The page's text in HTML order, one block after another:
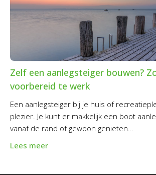
Zelf een aanlegsteiger bouwen?
voorbereid te werk
Een aanlegsteiger bij je huis of
plezier. Je kunt er makkelijk een boot
vanaf de rand of gewoon genieten...
Lees meer